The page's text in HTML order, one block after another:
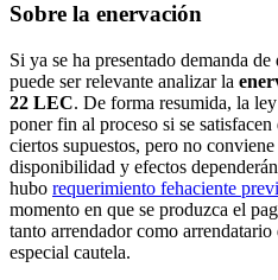
Sobre la enervación
Si ya se ha presentado demanda
puede ser relevante analizar la
22 LEC. De forma resumida, la
poner fin al proceso si se satisfacen
ciertos supuestos, pero no
disponibilidad y efectos
hubo requerimiento fehaciente
momento en que se produzca el
tanto arrendador como
especial cautela.